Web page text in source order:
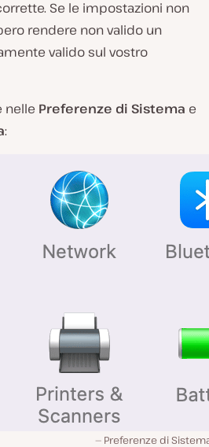
Se le impostazioni non
rendere non valido un
valido sul vostro
nelle Preferenze di Sistema e
:
Preferenze di